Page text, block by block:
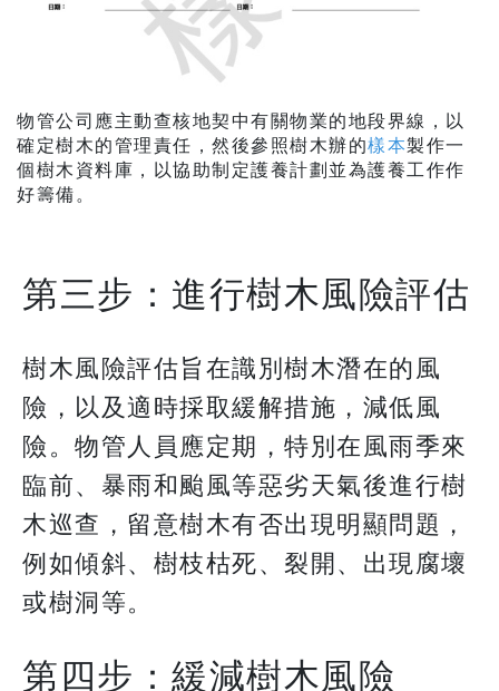
物管公司應主動查核地契中有關物業的地段界線，以
確定樹木的管理責任，然後參照樹木辦的樣本製作一
個樹木資料庫，以協助制定護養計劃並為護養工作作
好籌備。
第三步：進行樹木風險評估
樹木風險評估旨在識別樹木潛在的風
險，以及適時採取緩解措施，減低風
險。物管人員應定期，特別在風雨季來
臨前、暴雨和颱風等惡劣天氣後進行樹
木巡查，留意樹木有否出現明顯問題，
例如傾斜、樹枝枯死、裂開、出現腐壞
或樹洞等。
第四步：緩減樹木風險